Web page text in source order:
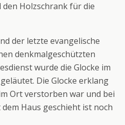
Holzschrank für die
der letzte evangelische
denkmalgeschützten
wurde die Glocke im
Die Glocke erklang
Ort verstorben war und bei
Haus geschieht ist noch